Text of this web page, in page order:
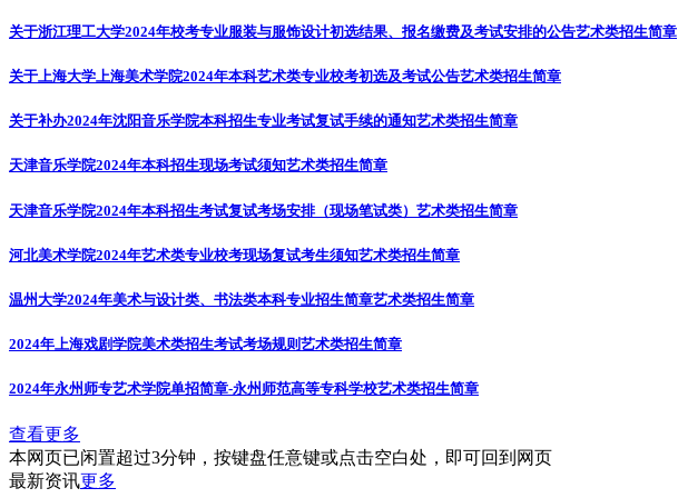
关于浙江理工大学2024年校考专业服装与服饰设计初选结果、报名缴费及考试安排的公告艺术类招生简章
关于上海大学上海美术学院2024年本科艺术类专业校考初选及考试公告艺术类招生简章
关于补办2024年沈阳音乐学院本科招生专业考试复试手续的通知艺术类招生简章
天津音乐学院2024年本科招生现场考试须知艺术类招生简章
天津音乐学院2024年本科招生考试复试考场安排（现场笔试类） 艺术类招生简章
河北美术学院2024年艺术类专业校考现场复试考生须知艺术类招生简章
温州大学2024年美术与设计类、书法类本科专业招生简章艺术类招生简章
2024年上海戏剧学院美术类招生考试考场规则艺术类招生简章
2024年永州师专艺术学院单招简章-永州师范高等专科学校艺术类招生简章
查看更多
本网页已闲置超过3分钟，按键盘任意键或点击空白处，即可回到网页
最新资讯更多